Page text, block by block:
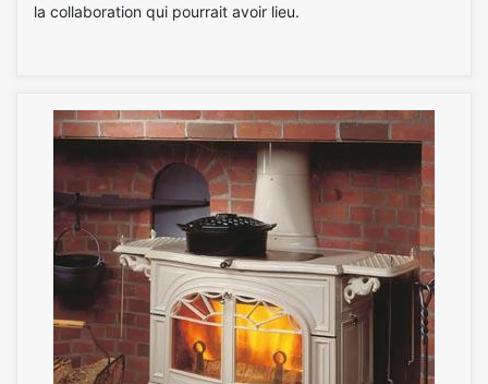
la collaboration qui pourrait avoir lieu.